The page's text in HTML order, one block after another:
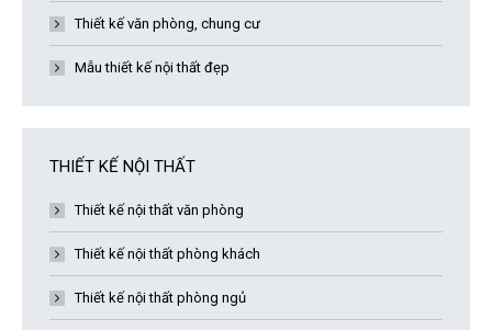
Thiết kế văn phòng, chung cư
Mẫu thiết kế nội thất đẹp
THIẾT KẾ NỘI THẤT
Thiết kế nội thất văn phòng
Thiết kế nội thất phòng khách
Thiết kế nội thất phòng ngủ